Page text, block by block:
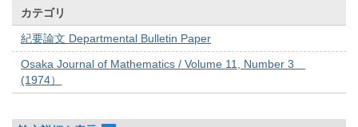
カテゴリ
紀要論文 Departmental Bulletin Paper
Osaka Journal of Mathematics / Volume 11, Number 3
(1974）